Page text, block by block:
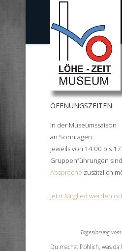
ÖFFNUNGSZEITEN
In der Museumssaison
an Sonntagen
jeweils von 14:00 bis
Gruppenführungen
Absprache zusätzlich
Jetzt Mitglied werden
Tageslosung vom
Du machst fröhlich, was